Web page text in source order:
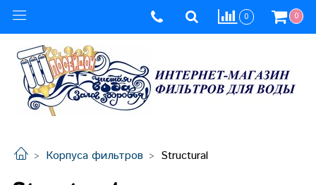
0 0
Корпуса фильтров Structural